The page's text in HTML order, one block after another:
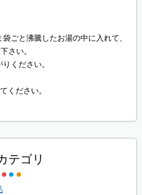
ごと沸騰したお湯の中に入れて、
さい。
ください。
ください。
テゴリ